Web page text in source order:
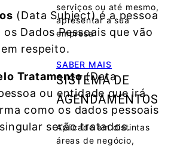
serviços ou até mesmo,
apresentar a sua
empresa
SABER MAIS
SISTEMA DE
AGENDAMENTOS
Aplicado em distintas
áreas de negócio,
(Data Subject) é a pessoa
Dados Pessoais que vão
respeito.
Tratamento(Data
ou entidade que irá
como os dados pessoais
serão tratados.